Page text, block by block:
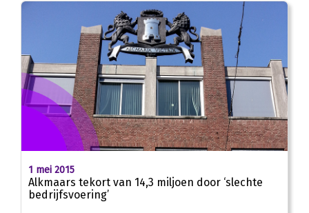
1 mei 2015
Alkmaars tekort van 14,3 miljoen door ‘slechte
bedrijfsvoering’